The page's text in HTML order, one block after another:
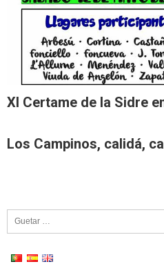
XI Certame de la Sidre
Los Campinos, calidá,
Guetar: